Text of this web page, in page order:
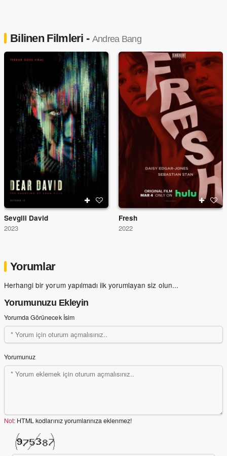
Bilinen Filmleri - Andrea Bang
Sevgili David
2023
Fresh
2022
Yorumlar
Herhangi bir yorum yapılmadı ilk yorumlayan siz olun...
Yorumunuzu Ekleyin
Yorumda Görünecek İsim
Yorumunuz
Not: HTML kodlarınız yorumlarınıza eklenmez!